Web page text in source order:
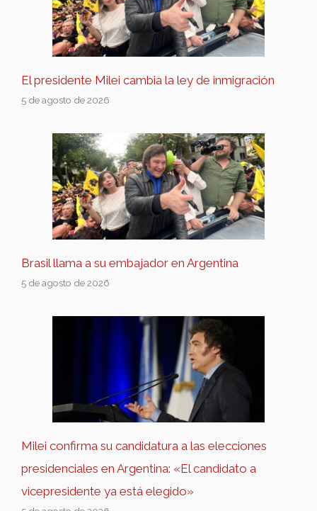
El presidente Milei cambia la ley de inmigración
5 de agosto de 2026
Brasil llama a su embajador en Argentina
5 de agosto de 2026
Milei confirma su candidatura a las elecciones
presidenciales en Argentina: «El candidato a
vicepresidente ya está elegido»